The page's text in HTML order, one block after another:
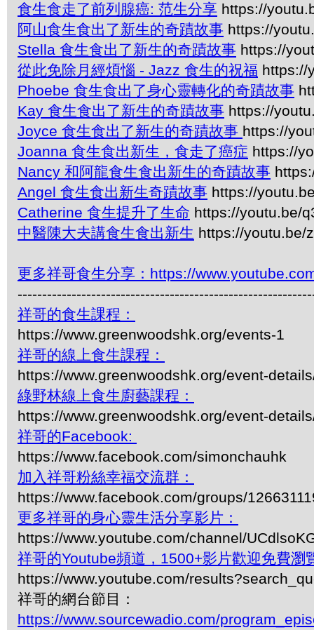
食生食走了前列腺癌: 范生分享 https://
阿山食生食出了新生的奇蹟故事 https://
Stella 食生食出了新生的奇蹟故事 https://
從此免除月經煩惱 - Jazz 食生的祝福 https://
Phoebe 食生食出了身心靈轉化的奇蹟故事
Kay 食生食出了新生的奇蹟故事 https://
Joyce 食生食出了新生的奇蹟故事 https://
Joanna 食生食出新生，食走了癌症 https://
Nancy 和阿龍食生食出新生的奇蹟故事
Angel 食生食出新生奇蹟故事 https://
Catherine 食生提升了生命 https://youtu.be/
中醫陳大夫講食生食出新生 https://youtu.be/
更多祥哥食生分享：https://
祥哥的食生課程：
https://www.greenwoodshk.org/events-1
祥哥的線上食生課程：
https://www.greenwoodshk.org/event-
綠野林線上食生廚藝課程：
https://www.greenwoodshk.org/event-
祥哥的Facebook:
https://www.facebook.com/simonchauhk
加入祥哥粉絲幸福交流群：
https://www.facebook.com/groups/
更多祥哥的身心靈生活分享影片：
https://www.youtube.com/channel/
祥哥的Youtube頻道，1500+影片歡迎免費瀏
https://www.youtube.com/
祥哥的網台節目：
https://www.sourcewadio.com/